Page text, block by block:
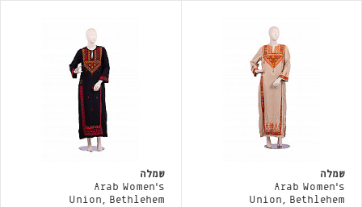
שמלה
Arab Women's
Union, Bethlehem
שמלה
Arab Women's
Union, Bethlehem